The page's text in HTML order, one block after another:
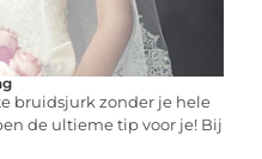
bruidsjurk zonder je hele
de ultieme tip voor je! Bij